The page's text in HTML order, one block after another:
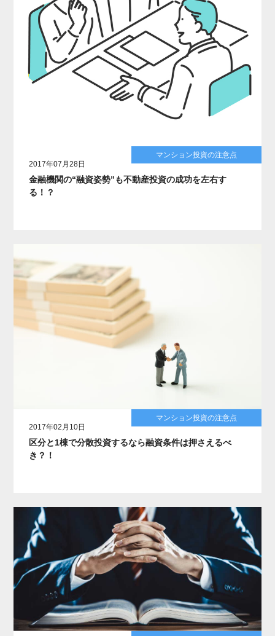
マンション投資の注意点
2017年07月28日
金融機関の“融資姿勢”も不動産投資の成功を左右す
る！？
マンション投資の注意点
2017年02月10日
区分と1棟で分散投資するなら融資条件は押さえるべ
き？！